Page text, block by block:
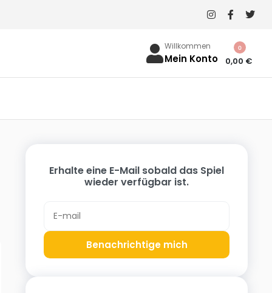
Willkommen
Mein Konto 0,00 €
0
Erhalte eine E-Mail sobald das Spiel
wieder verfügbar ist.
Benachrichtige mich